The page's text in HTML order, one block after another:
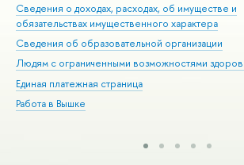
Сведения о доходах, расходах, об имуществе и
обязательствах имущественного характера
Сведения об образовательной организации
Людям с ограниченными возможностями
Единая платежная страница
Работа в Вышке